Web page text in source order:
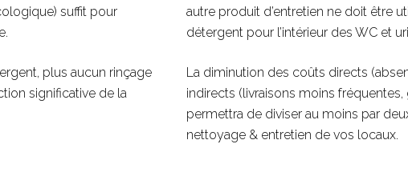
suffit pour
plus aucun rinçage
significative de la
autre produit d’entretien ne doit être
détergent pour l’intérieur des WC et
La diminution des coûts directs
indirects (livraisons moins
permettra de diviser au moins par
nettoyage & entretien de vos locaux.